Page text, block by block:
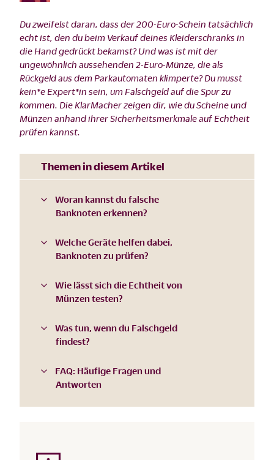
Du zweifelst daran, dass der 200-Euro-Schein tatsächlich
echt ist, den du beim Verkauf deines Kleiderschranks in
die Hand gedrückt bekamst? Und was ist mit der
ungewöhnlich aussehenden 2-Euro-Münze, die als
Rückgeld aus dem Parkautomaten klimperte? Du musst
kein*e Expert*in sein, um Falschgeld auf die Spur zu
kommen. Die KlarMacher zeigen dir, wie du Scheine und
Münzen anhand ihrer Sicherheitsmerkmale auf Echtheit
prüfen kannst.
Themen in diesem Artikel
Woran kannst du falsche
Banknoten erkennen?
Welche Geräte helfen dabei,
Banknoten zu prüfen?
Wie lässt sich die Echtheit von
Münzen testen?
Was tun, wenn du Falschgeld
findest?
FAQ: Häufige Fragen und
Antworten